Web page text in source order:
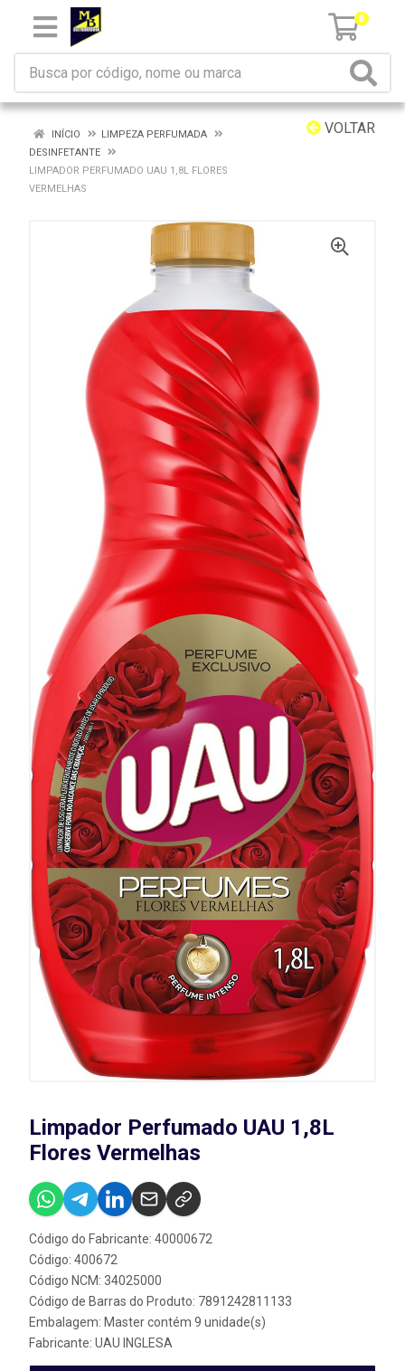
0
VOLTAR
INÍCIO
LIMPEZA PERFUMADA
DESINFETANTE
LIMPADOR PERFUMADO UAU 1,8L FLORES
VERMELHAS
Limpador Perfumado UAU 1,8L
Flores Vermelhas
Código do Fabricante: 40000672
Código: 400672
Código NCM: 34025000
Código de Barras do Produto: 7891242811133
Embalagem: Master contém 9 unidade(s)
Fabricante: UAU INGLESA